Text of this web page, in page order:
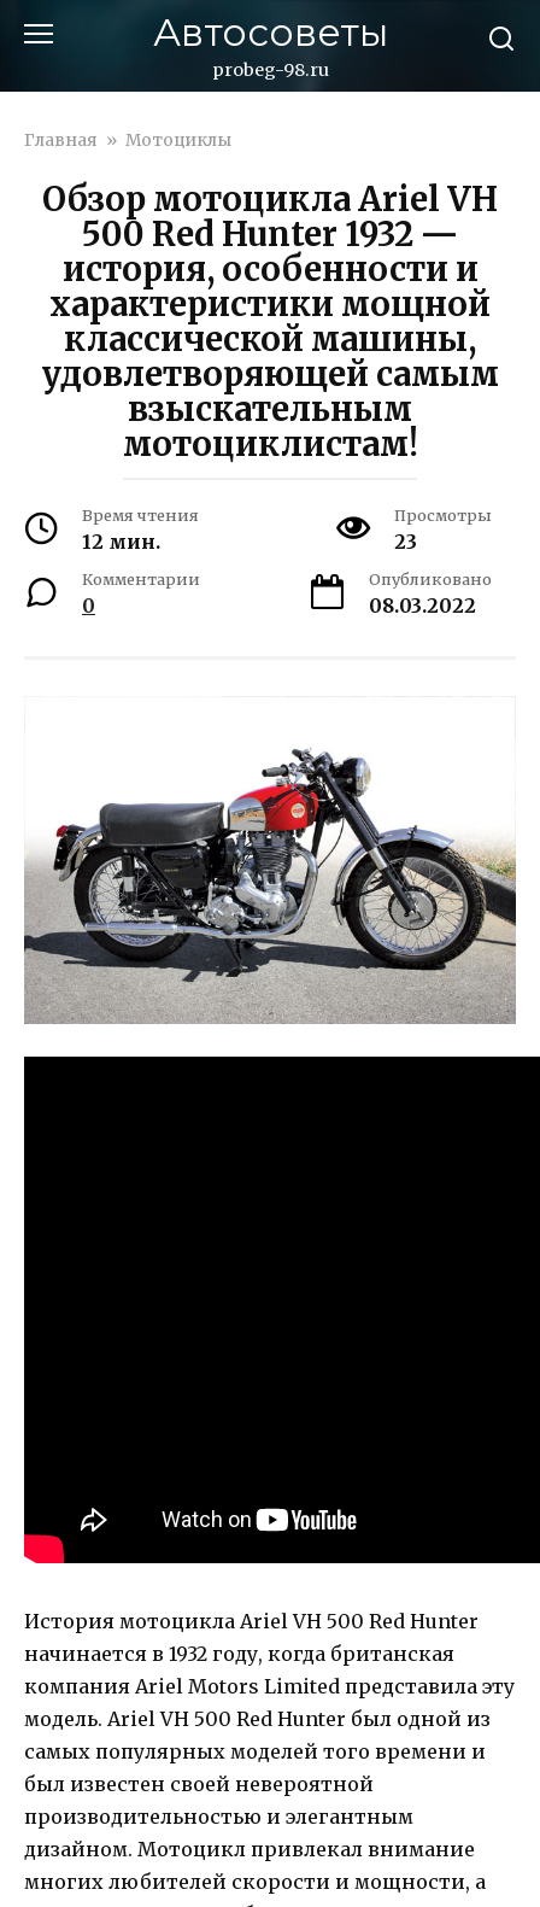
Автосоветы
probeg-98.ru
Главная » Мотоциклы
Обзор мотоцикла Ariel VH
500 Red Hunter 1932 —
история, особенности и
характеристики мощной
классической машины,
удовлетворяющей самым
взыскательным
мотоциклистам!
Время чтения
12 мин.
Просмотры
23
Комментарии
0
Опубликовано
08.03.2022
История мотоцикла Ariel VH 500 Red Hunter
начинается в 1932 году, когда британская
компания Ariel Motors Limited представила эту
модель. Ariel VH 500 Red Hunter был одной из
самых популярных моделей того времени и
был известен своей невероятной
производительностью и элегантным
дизайном. Мотоцикл привлекал внимание
многих любителей скорости и мощности, а